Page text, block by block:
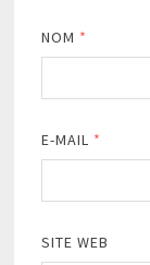
NOM *
E-MAIL *
SITE WEB